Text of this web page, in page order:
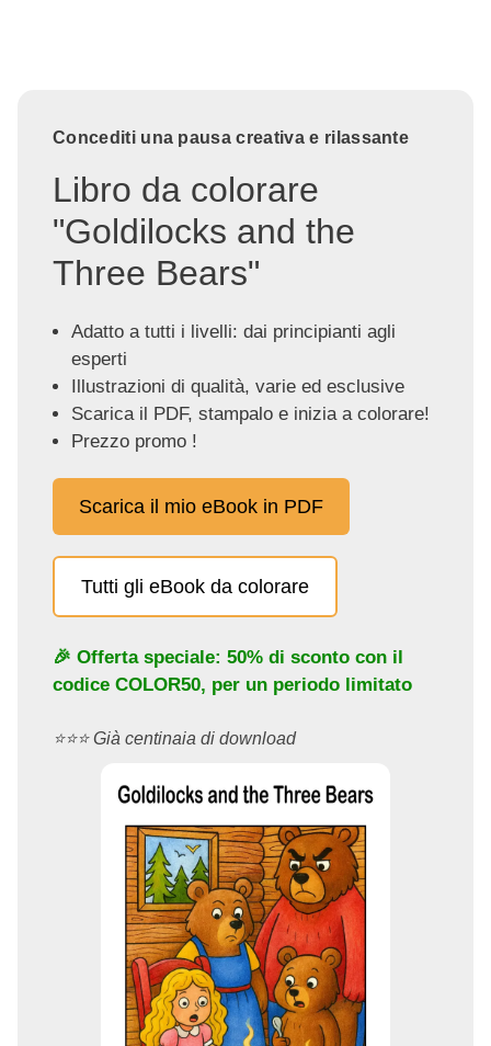
Concediti una pausa creativa e rilassante
Libro da colorare
"Goldilocks and the
Three Bears"
Adatto a tutti i livelli: dai principianti agli
esperti
Illustrazioni di qualità, varie ed esclusive
Scarica il PDF, stampalo e inizia a colorare!
Prezzo promo !
Scarica il mio eBook in PDF
Tutti gli eBook da colorare
🎉 Offerta speciale: 50% di sconto con il
codice COLOR50, per un periodo limitato
⭐️⭐️⭐️ Già centinaia di download